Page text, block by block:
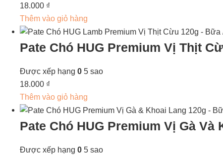
18.000 ₫
Thêm vào giỏ hàng
Pate Chó HUG Premium Vị Thịt
Được xếp hạng 0 5 sao
18.000 ₫
Thêm vào giỏ hàng
Pate Chó HUG Premium Vị Gà Và
Được xếp hạng 0 5 sao